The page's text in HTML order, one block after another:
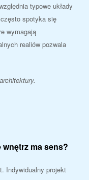
typowe układy
spotyka się
wymagają
realiów pozwala
ma sens?
Indywidualny projekt